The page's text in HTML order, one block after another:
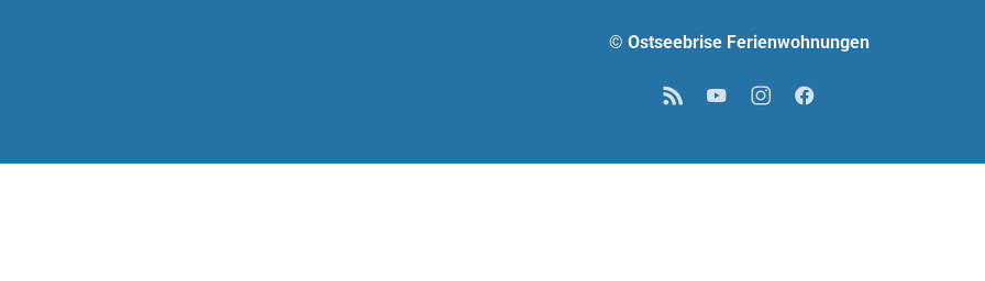
© Ostseebrise Ferienwohnungen
RSS YouTubeInstagramFacebook